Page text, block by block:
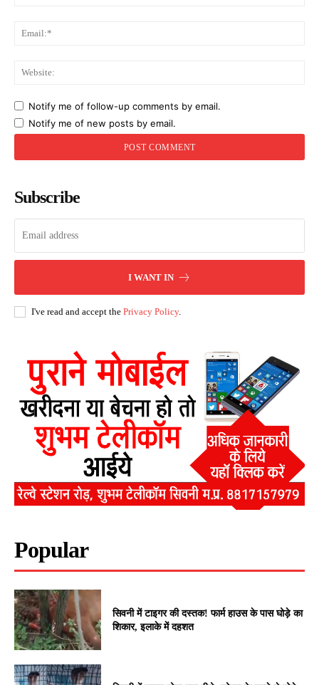
Notify me of follow-up comments by email.
Notify me of new posts by email.
Subscribe
I WANT IN
I've read and accept the Privacy Policy.
Popular
सिवनी में टाइगर की दस्तक! फार्म हाउस के पास घोड़े का
शिकार, इलाके में दहशत